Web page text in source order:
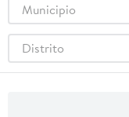
Municipio
Distrito